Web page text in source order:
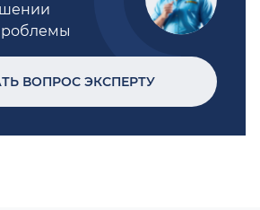
ВОПРОС ЭКСПЕРТУ